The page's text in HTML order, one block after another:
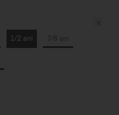
1/2 ani
7/8 ani